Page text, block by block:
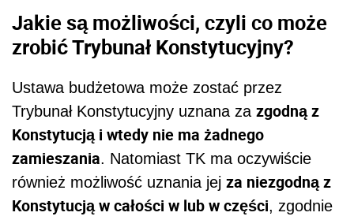
Jakie są możliwości, czyli co może
zrobić Trybunał Konstytucyjny?
Ustawa budżetowa może zostać przez
Trybunał Konstytucyjny uznana za zgodną z
Konstytucją i wtedy nie ma żadnego
zamieszania. Natomiast TK ma oczywiście
również możliwość uznania jej za niezgodną z
Konstytucją w całości w lub w części, zgodnie